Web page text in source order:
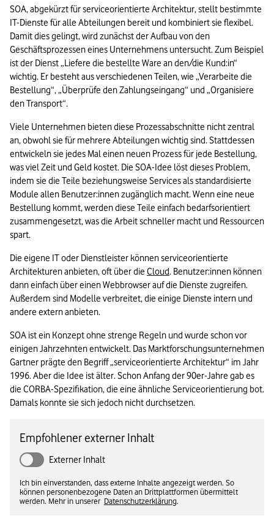
SOA, abgekürzt für serviceorientierte Architektur, stellt bestimmte
IT-Dienste für alle Abteilungen bereit und kombiniert sie flexibel.
Damit dies gelingt, wird zunächst der Aufbau von den
Geschäftsprozessen eines Unternehmens untersucht. Zum Beispiel
ist der Dienst „Liefere die bestellte Ware an den/die Kund:in“
wichtig. Er besteht aus verschiedenen Teilen, wie „Verarbeite die
Bestellung“, „Überprüfe den Zahlungseingang“ und „Organisiere
den Transport“.
Viele Unternehmen bieten diese Prozessabschnitte nicht zentral
an, obwohl sie für mehrere Abteilungen wichtig sind. Stattdessen
entwickeln sie jedes Mal einen neuen Prozess für jede Bestellung,
was viel Zeit und Geld kostet. Die SOA-Idee löst dieses Problem,
indem sie die Teile beziehungsweise Services als standardisierte
Module allen Benutzer:innen zugänglich macht. Wenn eine neue
Bestellung kommt, werden diese Teile einfach bedarfsorientiert
zusammengesetzt, was die Arbeit schneller macht und Ressourcen
spart.
Die eigene IT oder Dienstleister können serviceorientierte
Architekturen anbieten, oft über die Cloud. Benutzer:innen können
dann einfach über einen Webbrowser auf die Dienste zugreifen.
Außerdem sind Modelle verbreitet, die einige Dienste intern und
andere extern anbieten.
SOA ist ein Konzept ohne strenge Regeln und wurde schon vor
einigen Jahrzehnten entwickelt. Das Marktforschungsunternehmen
Gartner prägte den Begriff „serviceorientierte Architektur“ im Jahr
1996. Aber die Idee ist älter. Schon Anfang der 90er-Jahre gab es
die CORBA-Spezifikation, die eine ähnliche Serviceorientierung bot.
Damals konnte sie sich jedoch nicht durchsetzen.
Empfohlener externer Inhalt
Externer Inhalt
Ich bin einverstanden, dass externe Inhalte angezeigt werden. So
können personenbezogene Daten an Drittplattformen übermittelt
werden. Mehr in unserer Datenschutzerklärung.